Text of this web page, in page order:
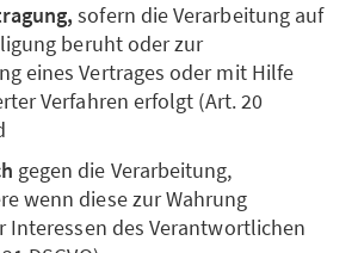
sofern die Verarbeitung auf
beruht oder zur
eines Vertrages oder mit Hilfe
Verfahren erfolgt (Art. 20
gegen die Verarbeitung,
wenn diese zur Wahrung
Interessen des Verantwortlichen